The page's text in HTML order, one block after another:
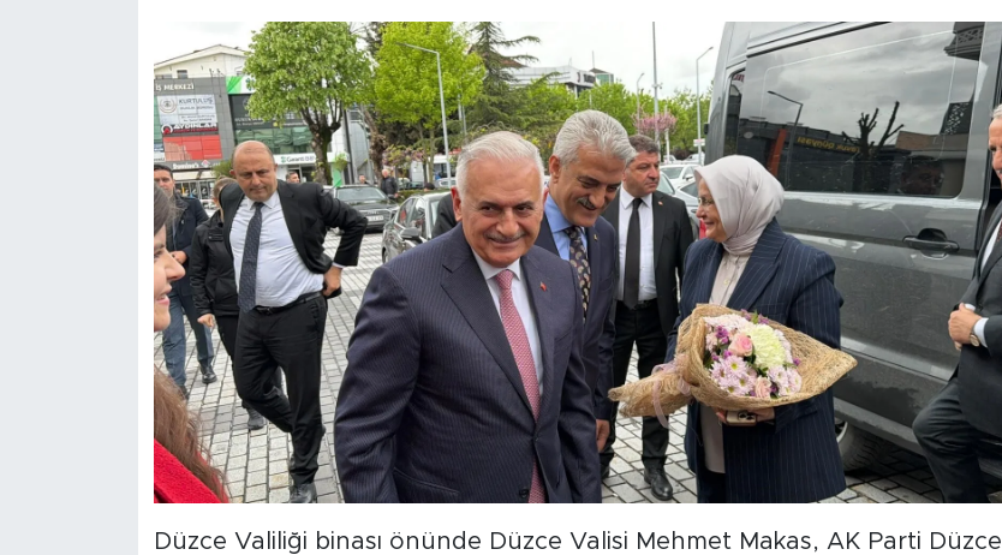
Düzce Valiliği binası önünde Düzce Valisi Mehmet Makas, AK Parti Düzce